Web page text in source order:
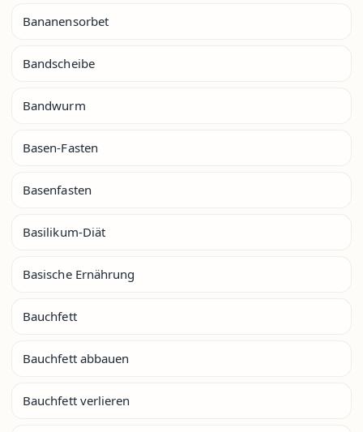
Bananensorbet
Bandscheibe
Bandwurm
Basen-Fasten
Basenfasten
Basilikum-Diät
Basische Ernährung
Bauchfett
Bauchfett abbauen
Bauchfett verlieren